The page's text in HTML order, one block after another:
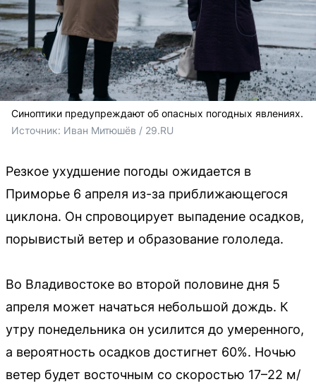
Синоптики предупреждают об опасных погодных явлениях.
Источник: Иван Митюшёв / 29.RU
Резкое ухудшение погоды ожидается в
Приморье 6 апреля из-за приближающегося
циклона. Он спровоцирует выпадение осадков,
порывистый ветер и образование гололеда.
Во Владивостоке во второй половине дня 5
апреля может начаться небольшой дождь. К
утру понедельника он усилится до умеренного,
а вероятность осадков достигнет 60%. Ночью
ветер будет восточным со скоростью 17–22 м/